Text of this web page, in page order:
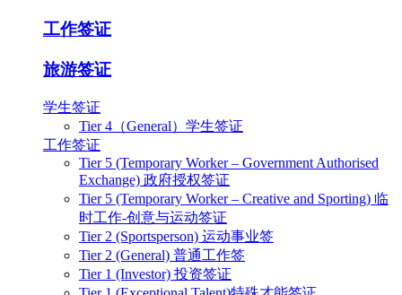
工作签证
旅游签证
学生签证
Tier 4（General）学生签证
工作签证
Tier 5 (Temporary Worker – Government Authorised
Exchange) 政府授权签证
Tier 5 (Temporary Worker – Creative and Sporting) 临
时工作-创意与运动签证
Tier 2 (Sportsperson) 运动事业签
Tier 2 (General) 普通工作签
Tier 1 (Investor) 投资签证